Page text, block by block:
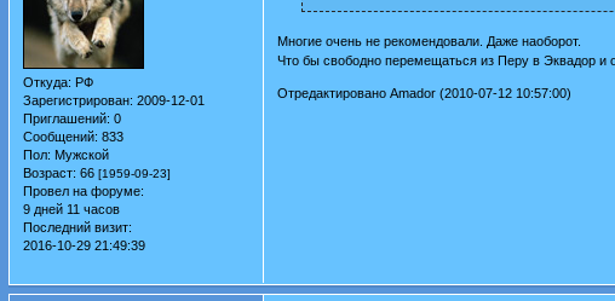
Откуда: РФ
Зарегистрирован: 2009-12-01
Приглашений: 0
Сообщений: 833
Пол: Мужской
Возраст: 66 [1959-09-23]
Провел на форуме:
9 дней 11 часов
Последний визит:
2016-10-29 21:49:39
Многие очень не рекомендовали. Даже наоборот.
Что бы свободно перемещаться из Перу в Эквадор и
Отредактировано Amador (2010-07-12 10:57:00)